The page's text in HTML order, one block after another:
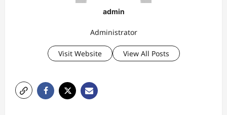
admin
Administrator
Visit Website View All Posts